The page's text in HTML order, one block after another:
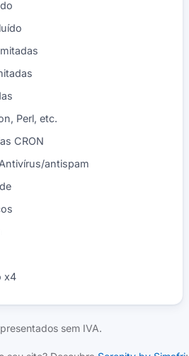
Perl, etc.
CRON
antispam
x4
sem IVA.